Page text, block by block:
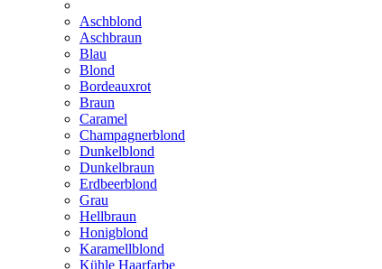
Aschblond
Aschbraun
Blau
Blond
Bordeauxrot
Braun
Caramel
Champagnerblond
Dunkelblond
Dunkelbraun
Erdbeerblond
Grau
Hellbraun
Honigblond
Karamellblond
Kühle Haarfarbe